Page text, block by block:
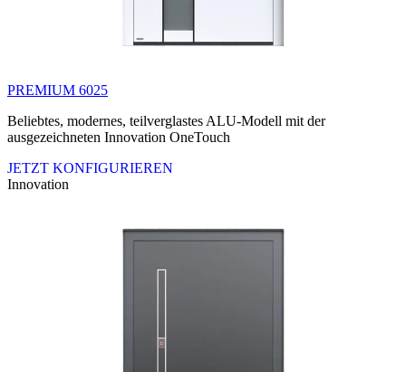
PREMIUM 6025
Beliebtes, modernes, teilverglastes ALU-Modell mit der
ausgezeichneten Innovation OneTouch
JETZT KONFIGURIEREN
Innovation